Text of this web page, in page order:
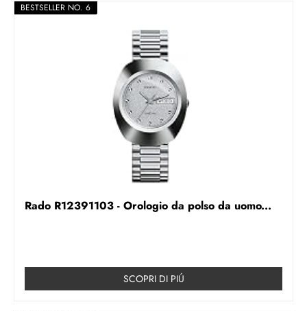
BESTSELLER NO. 6
Rado R12391103 - Orologio da polso da uomo...
SCOPRI DI PIÚ